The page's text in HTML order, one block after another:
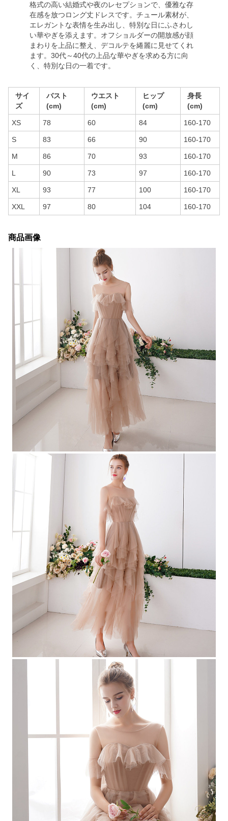
格式の高い結婚式や夜のレセプションで、優雅な存
在感を放つロング丈ドレスです。チュール素材が、
エレガントな表情を生み出し、特別な日にふさわし
い華やぎを添えます。オフショルダーの開放感が顔
まわりを上品に整え、デコルテを綣麗に見せてくれ
ます。30代～40代の上品な華やぎを求める方に向
く、特別な日の一着です。
サイ
ズ
バスト
(cm)
ウエスト
(cm)
ヒップ
(cm)
身長
(cm)
XS 78 60 84 160-170
S 83 66 90 160-170
M 86 70 93 160-170
L 90 73 97 160-170
XL 93 77 100 160-170
XXL 97 80 104 160-170
商品画像